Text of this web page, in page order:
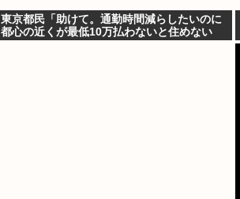
東京都民「助けて。通勤時間減らしたいのに
都心の近くが最低10万払わないと住めない